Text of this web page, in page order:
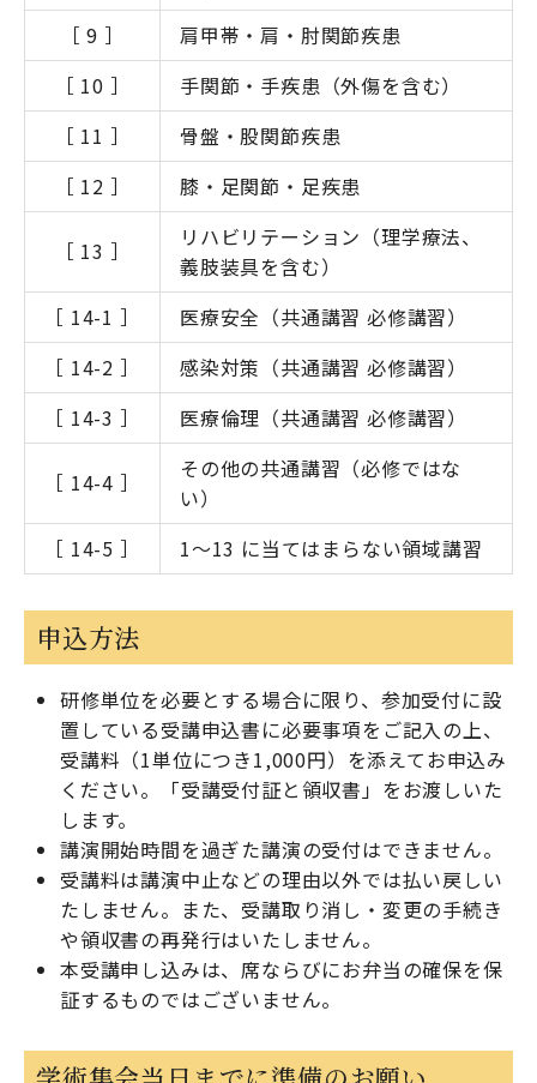
［ 9 ］
肩甲帯・肩・肘関節疾患
［ 10 ］
手関節・手疾患（外傷を含む）
［ 11 ］
骨盤・股関節疾患
［ 12 ］
膝・足関節・足疾患
［ 13 ］
リハビリテーション（理学療法、
義肢装具を含む）
［ 14-1 ］
医療安全（共通講習 必修講習）
［ 14-2 ］
感染対策（共通講習 必修講習）
［ 14-3 ］
医療倫理（共通講習 必修講習）
［ 14-4 ］
その他の共通講習（必修ではな
い）
［ 14-5 ］
1〜13 に当てはまらない領域講習
申込方法
研修単位を必要とする場合に限り、参加受付に設
置している受講申込書に必要事項をご記入の上、
受講料（1単位につき1,000円）を添えてお申込み
ください。「受講受付証と領収書」をお渡しいた
します。
講演開始時間を過ぎた講演の受付はできません。
受講料は講演中止などの理由以外では払い戻しい
たしません。また、受講取り消し・変更の手続き
や領収書の再発行はいたしません。
本受講申し込みは、席ならびにお弁当の確保を保
証するものではございません。